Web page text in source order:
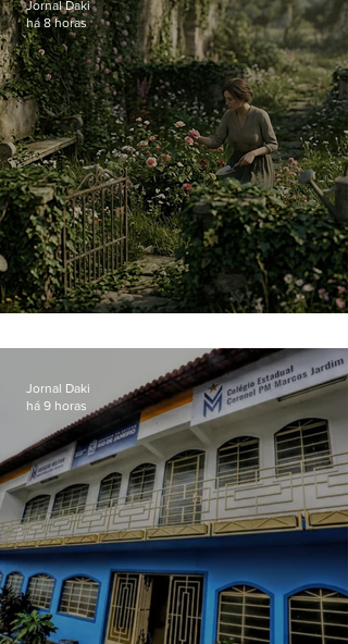
Jornal Daki
há 8 horas
Jornal Daki
há 9 horas